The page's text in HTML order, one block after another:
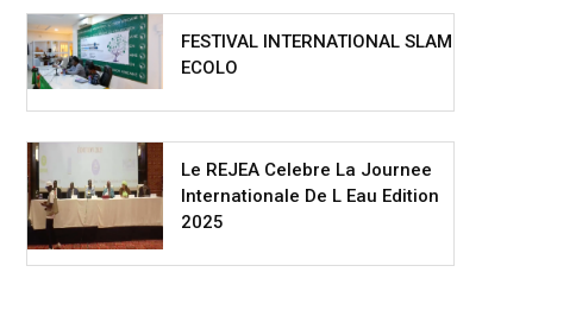
FESTIVAL INTERNATIONAL SLAM
ECOLO
Le REJEA Celebre La Journee
Internationale De L Eau Edition
2025